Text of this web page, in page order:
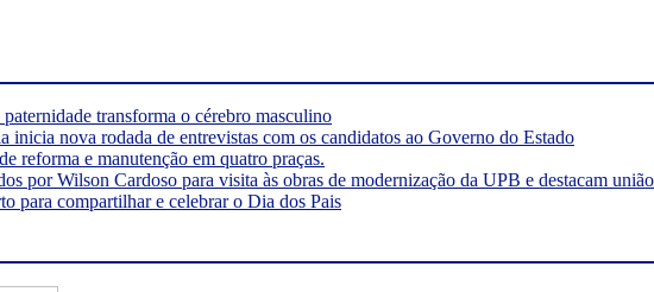
transforma o cérebro masculino
inicia nova rodada de entrevistas com os candidatos ao Governo do Estado
reforma e manutenção em quatro praças.
por Wilson Cardoso para visita às obras de modernização da UPB e destacam
para compartilhar e celebrar o Dia dos Pais